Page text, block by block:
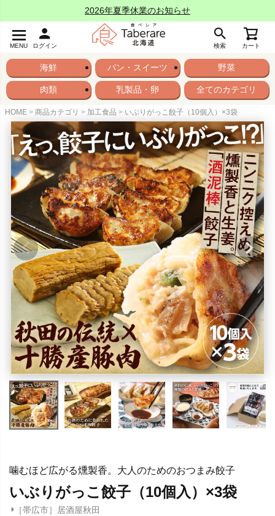
2026年夏季休業のお知らせ
MENU ログイン 検索 カート
海鮮 パン・スイーツ 野菜
肉類 乳製品・卵 全てのカテゴリ
HOME 商品カテゴリ 加工食品 いぶりがっこ餃子（10個入）×3袋
噛むほど広がる燻製香。大人のためのおつまみ餃子
いぶりがっこ餃子（10個入）×3袋
［帯広市］居酒屋秋田